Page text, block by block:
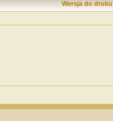
Wersja do druku